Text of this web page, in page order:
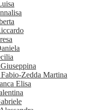
Zedda Martina
Elisa